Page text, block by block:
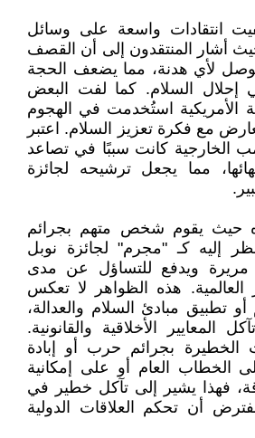
انتقادات واسعة على وسائل
أشار المنتقدون إلى أن القصف
لأي هدنة، مما يضعف الحجة
إحلال السلام. كما لفت البعض
الأمريكية استُخدمت في الهجوم
مع فكرة تعزيز السلام. اعتبر
الخارجية كانت سببًا في تصاعد
مما يجعل ترشيحه لجائزة
حيث يقوم شخص متهم بجرائم
إليه كـ "مجرم" لجائزة نوبل
مريرة ويدفع للتساؤل عن مدى
العالمية. هذه الظواهر لا تعكس
تطبيق مبادئ السلام والعدالة،
المعايير الأخلاقية والقانونية.
الخطيرة بجرائم حرب أو إبادة
الخطاب العام أو على إمكانية
فهذا يشير إلى تآكل خطير في
أن تحكم العلاقات الدولية